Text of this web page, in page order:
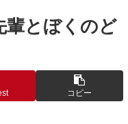
輩とぼくのど
コピー